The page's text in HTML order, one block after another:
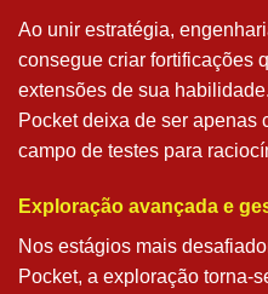
Ao unir estratégia,
consegue criar fortificações
extensões de sua
Pocket deixa de ser apenas
campo de testes para
Exploração avançada e
Nos estágios mais
Pocket, a exploração torna-